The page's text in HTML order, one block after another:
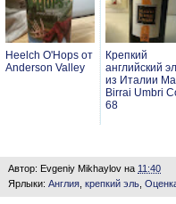
Heelch O'Hops от
Anderson Valley
Крепкий
английский
из Италии
Birrai Umbri
68
Автор: Evgeniy Mikhaylov на 11:40
Ярлыки: Англия крепкий эль